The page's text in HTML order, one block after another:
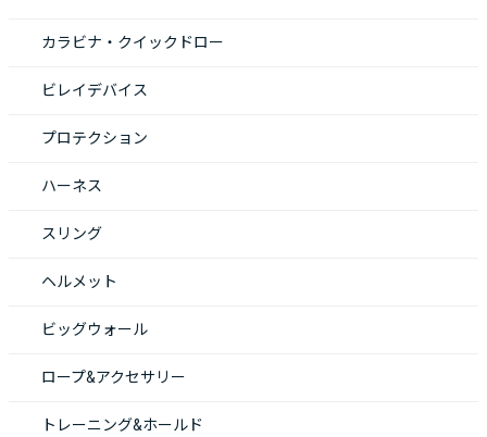
カラビナ・クイックドロー
ビレイデバイス
プロテクション
ハーネス
スリング
ヘルメット
ビッグウォール
ロープ&アクセサリー
トレーニング&ホールド